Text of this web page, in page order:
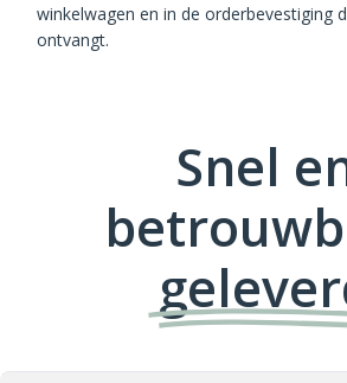
winkelwagen en in de orderbevestiging
ontvangt.
Snel